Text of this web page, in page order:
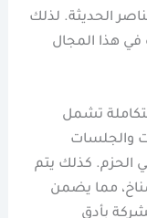
الحديثة. لذلك
في هذا المجال
تشمل
والجلسات
الحزم. كذلك يتم
مما يضمن
بأدق